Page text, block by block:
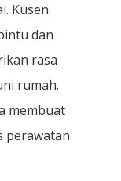
Kusen
dan
rasa
rumah.
membuat
perawatan